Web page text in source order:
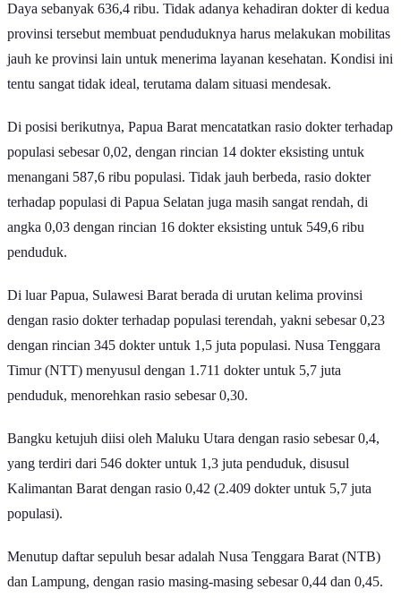
Daya sebanyak 636,4 ribu. Tidak adanya kehadiran dokter di kedua
provinsi tersebut membuat penduduknya harus melakukan mobilitas
jauh ke provinsi lain untuk menerima layanan kesehatan. Kondisi ini
tentu sangat tidak ideal, terutama dalam situasi mendesak.
Di posisi berikutnya, Papua Barat mencatatkan rasio dokter terhadap
populasi sebesar 0,02, dengan rincian 14 dokter eksisting untuk
menangani 587,6 ribu populasi. Tidak jauh berbeda, rasio dokter
terhadap populasi di Papua Selatan juga masih sangat rendah, di
angka 0,03 dengan rincian 16 dokter eksisting untuk 549,6 ribu
penduduk.
Di luar Papua, Sulawesi Barat berada di urutan kelima provinsi
dengan rasio dokter terhadap populasi terendah, yakni sebesar 0,23
dengan rincian 345 dokter untuk 1,5 juta populasi. Nusa Tenggara
Timur (NTT) menyusul dengan 1.711 dokter untuk 5,7 juta
penduduk, menorehkan rasio sebesar 0,30.
Bangku ketujuh diisi oleh Maluku Utara dengan rasio sebesar 0,4,
yang terdiri dari 546 dokter untuk 1,3 juta penduduk, disusul
Kalimantan Barat dengan rasio 0,42 (2.409 dokter untuk 5,7 juta
populasi).
Menutup daftar sepuluh besar adalah Nusa Tenggara Barat (NTB)
dan Lampung, dengan rasio masing-masing sebesar 0,44 dan 0,45.